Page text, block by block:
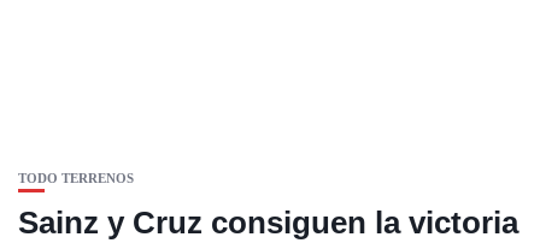
TODO TERRENOS
Sainz y Cruz consiguen la victoria